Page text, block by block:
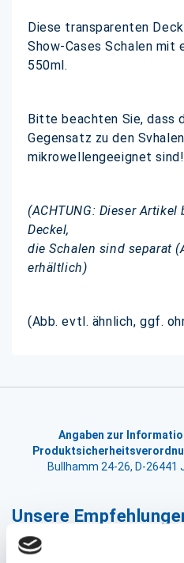
Diese transparenten
Show-Cases Schalen mit
550ml.
Bitte beachten Sie, dass
Gegensatz zu den
mikrowellengeeignet sind!
(ACHTUNG: Dieser
Deckel,
die Schalen sind separat
erhältlich)
(Abb. evtl. ähnlich, ggf.
Angaben zur
Bullhamm 24-26, D-26441
Unsere